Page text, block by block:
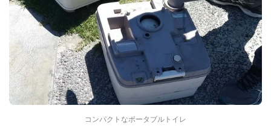
コンパクトなポータブルトイレ